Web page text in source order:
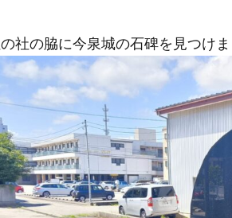
社の脇に今泉城の石碑を見つけ